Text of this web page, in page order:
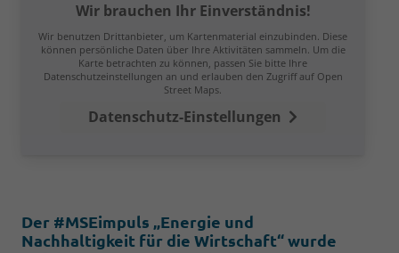
Wir brauchen Ihr Einverständnis!
Wir benutzen Drittanbieter, um Kartenmaterial einzubinden. Diese
können persönliche Daten über Ihre Aktivitäten sammeln. Um die
Karte betrachten zu können, passen Sie bitte Ihre
Datenschutzeinstellungen an und erlauben den Zugriff auf Open
Street Maps.
Datenschutz-Einstellungen
Der #MSEimpuls „Energie und
Nachhaltigkeit für die Wirtschaft“ wurde